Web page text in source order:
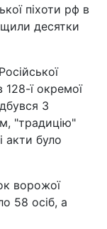
піхоти рф в
десятки
128-ї окремої
3
"традицію"
акти було
ворожої
58 осіб, а